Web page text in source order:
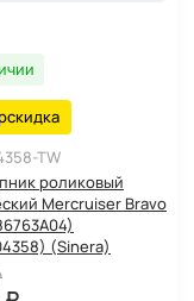
TW
роликовый
Mercruiser Bravo
(Sinera)